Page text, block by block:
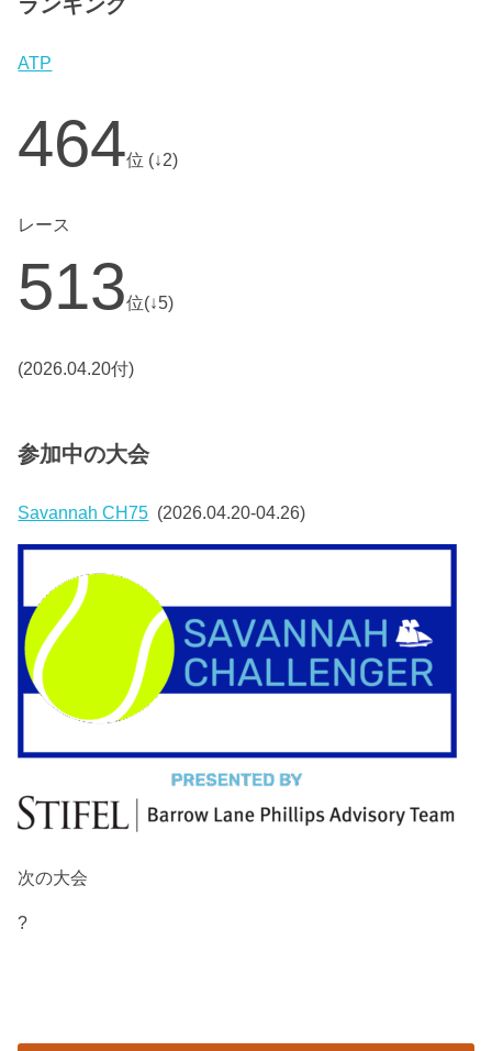
ATP
464位 (↓2)
レース
513位(↓5)
(2026.04.20付)
参加中の大会
Savannah CH75 (2026.04.20-04.26)
次の大会
?